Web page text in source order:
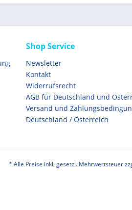
Shop Service
Newsletter
Kontakt
Widerrufsrecht
AGB für Deutschland und
Versand und
Deutschland / Österreich
* Alle Preise inkl. gesetzl. Mehrwertsteuer